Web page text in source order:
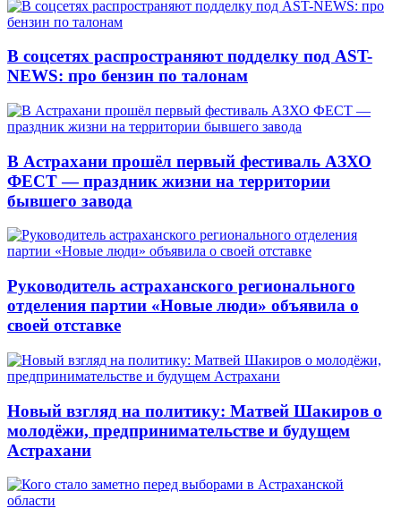
В соцсетях распространяют подделку под AST-
NEWS: про бензин по талонам
В Астрахани прошёл первый фестиваль АЗХО
ФЕСТ — праздник жизни на территории
бывшего завода
Руководитель астраханского регионального
отделения партии «Новые люди» объявила о
своей отставке
Новый взгляд на политику: Матвей Шакиров о
молодёжи, предпринимательстве и будущем
Астрахани